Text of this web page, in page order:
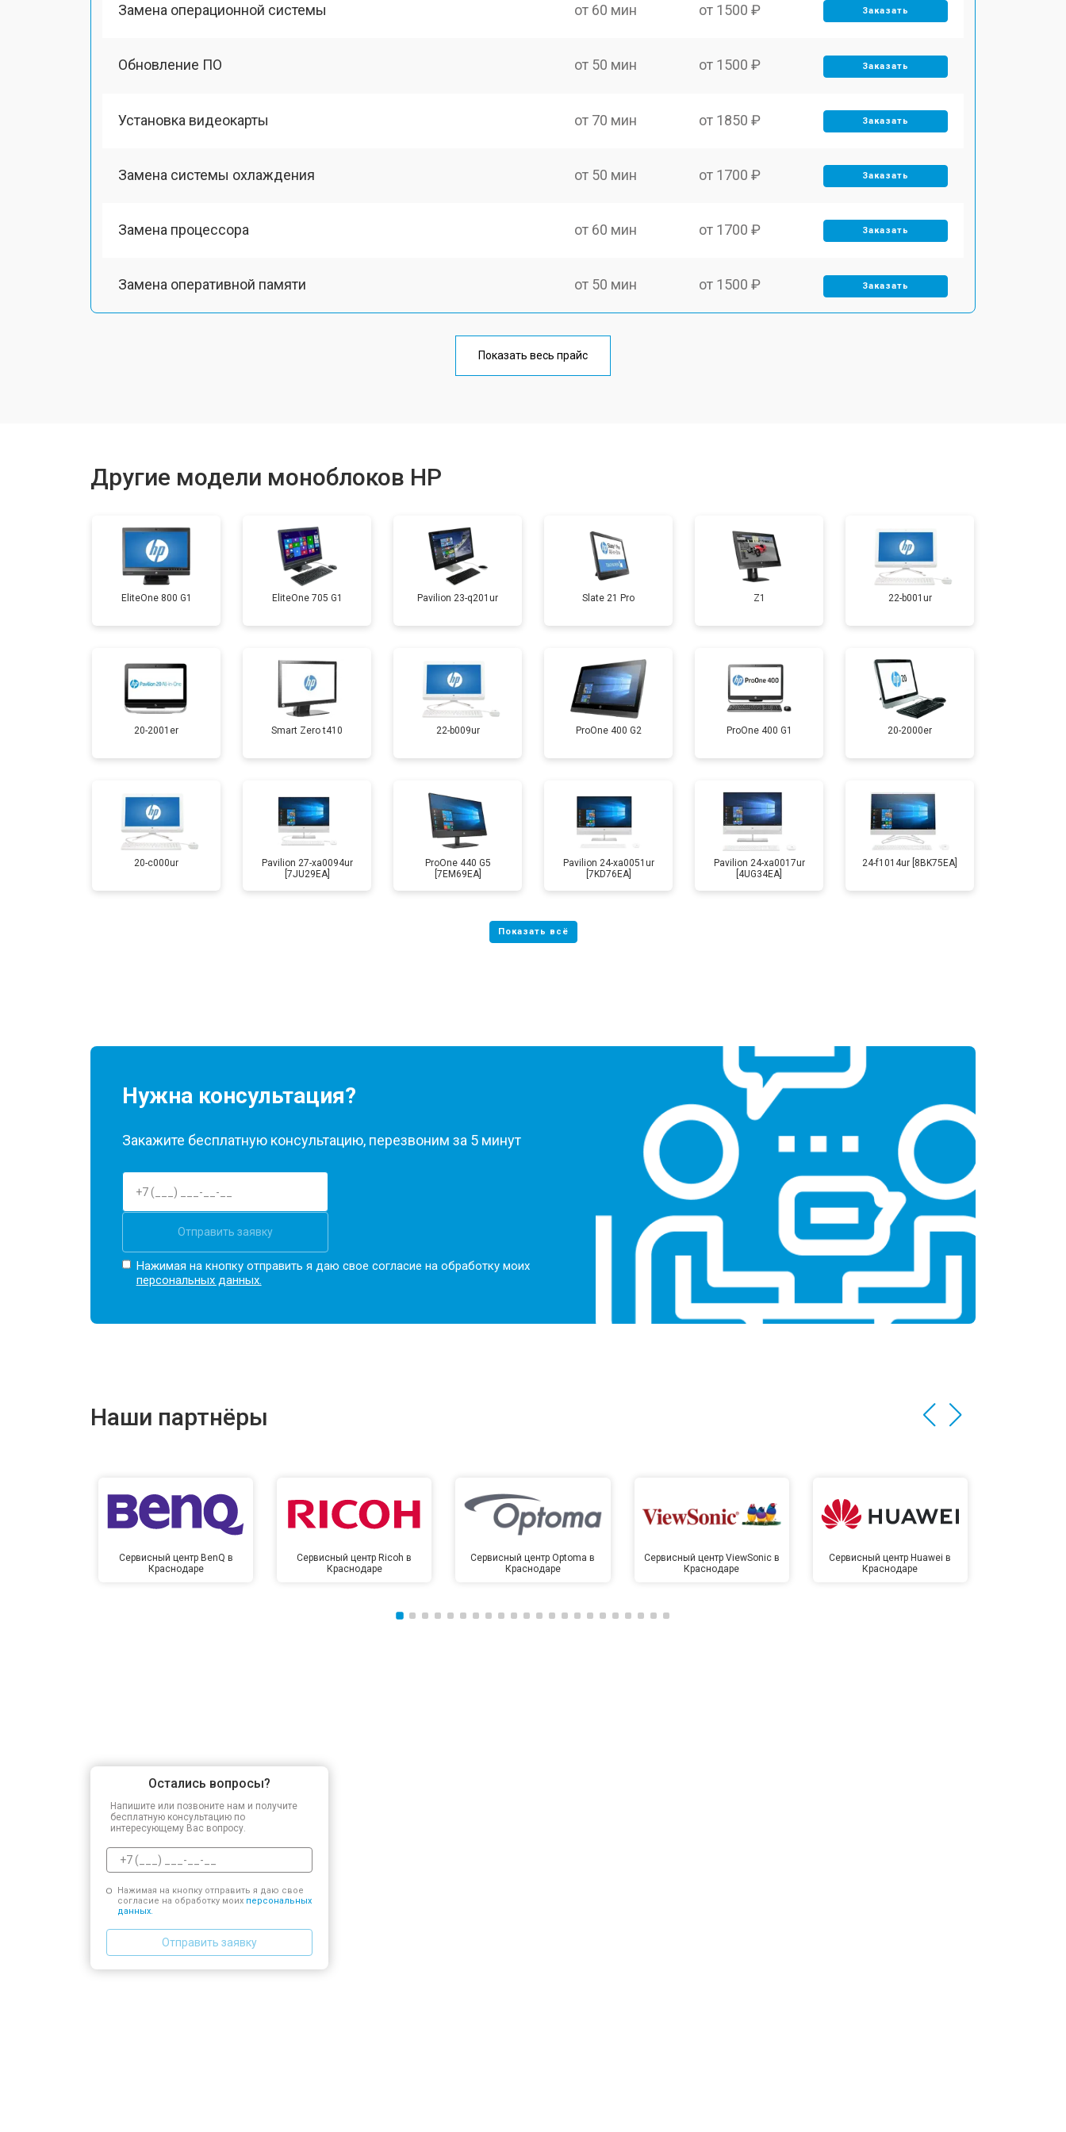
Замена операционной системы от 60 мин от 1500 ₽ Заказать
Обновление ПО от 50 мин от 1500 ₽ Заказать
Установка видеокарты от 70 мин от 1850 ₽ Заказать
Замена системы охлаждения от 50 мин от 1700 ₽ Заказать
Замена процессора от 60 мин от 1700 ₽ Заказать
Замена оперативной памяти от 50 мин от 1500 ₽ Заказать
от 60 мин
Показать весь прайс
Другие модели моноблоков HP
EliteOne 800 G1 EliteOne 705 G1 Pavilion 23-q201ur Slate 21 Pro Z1 22-b001ur
20-2001er Smart Zero t410 22-b009ur ProOne 400 G2 ProOne 400 G1 20-2000er
20-c000ur
Pavilion 27-xa0094ur
[7JU29EA]
ProOne 440 G5
[7EM69EA]
Pavilion 24-xa0051ur
[7KD76EA]
Pavilion 24-xa0017ur
[4UG34EA]
24-f1014ur [8BK75EA]
Нужна консультация?
Закажите бесплатную консультацию, перезвоним за 5 минут
Отправить заявку
Нажимая на кнопку отправить я даю свое согласие на обработку моих
персональных данных.
Наши партнёры
Сервисный центр BenQ в
Краснодаре
Сервисный центр Ricoh в
Краснодаре
Сервисный центр Optoma в
Краснодаре
Сервисный центр ViewSonic в
Краснодаре
Сервисный центр Huawei в
Краснодаре
Остались вопросы?
Напишите или позвоните нам и получите
бесплатную консультацию по
интересующему Вас вопросу.
Нажимая на кнопку отправить я даю свое
согласие на обработку моих персональных
данных.
Отправить заявку